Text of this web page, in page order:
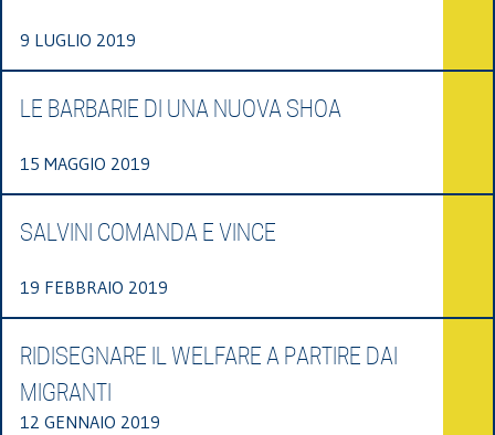
9 LUGLIO 2019
LE BARBARIE DI UNA NUOVA SHOA
15 MAGGIO 2019
SALVINI COMANDA E VINCE
19 FEBBRAIO 2019
RIDISEGNARE IL WELFARE A PARTIRE DAI
MIGRANTI
12 GENNAIO 2019